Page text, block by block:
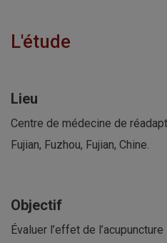
L'étude
Lieu
Centre de médecine de
Fujian, Fuzhou, Fujian, Chine.
Objectif
Évaluer l’effet de